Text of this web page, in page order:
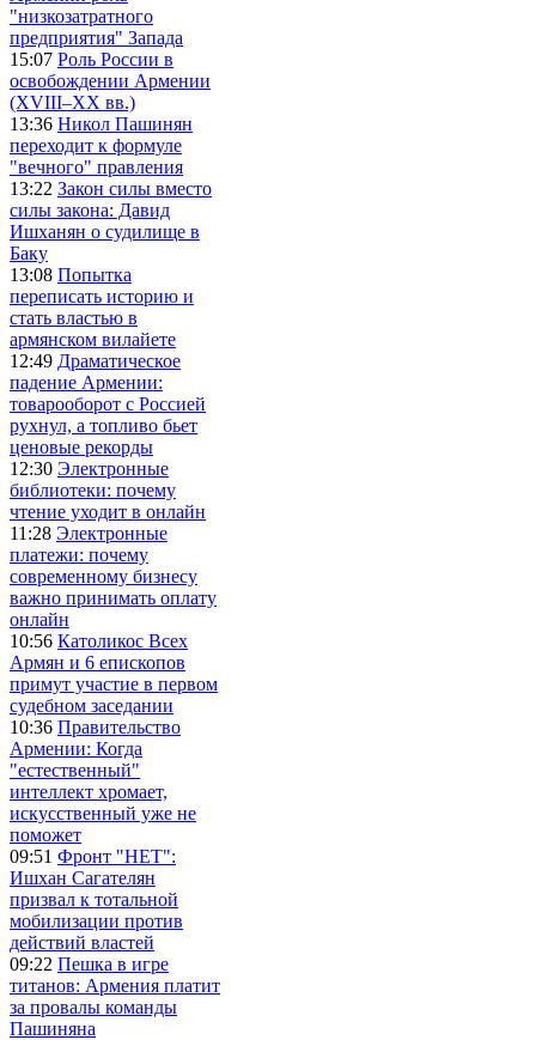
"низкозатратного
предприятия" Запада
15:07 Роль России в
освобождении Армении
(XVIII–XX вв.)
13:36 Никол Пашинян
переходит к формуле
"вечного" правления
13:22 Закон силы вместо
силы закона: Давид
Ишханян о судилище в
Баку
13:08 Попытка
переписать историю и
стать властью в
армянском вилайете
12:49 Драматическое
падение Армении:
товарооборот с Россией
рухнул, а топливо бьет
ценовые рекорды
12:30 Электронные
библиотеки: почему
чтение уходит в онлайн
11:28 Электронные
платежи: почему
современному бизнесу
важно принимать оплату
онлайн
10:56 Католикос Всех
Армян и 6 епископов
примут участие в первом
судебном заседании
10:36 Правительство
Армении: Когда
"естественный"
интеллект хромает,
искусственный уже не
поможет
09:51 Фронт "НЕТ":
Ишхан Сагателян
призвал к тотальной
мобилизации против
действий властей
09:22 Пешка в игре
титанов: Армения платит
за провалы команды
Пашиняна